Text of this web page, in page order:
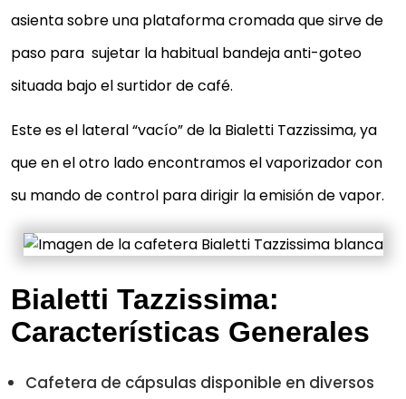
asienta sobre una plataforma cromada que sirve de
paso para sujetar la habitual bandeja anti-goteo
situada bajo el surtidor de café.
Este es el lateral “vacío” de la Bialetti Tazzissima, ya
que en el otro lado encontramos el vaporizador con
su mando de control para dirigir la emisión de vapor.
Bialetti Tazzissima:
Características Generales
Cafetera de cápsulas disponible en diversos